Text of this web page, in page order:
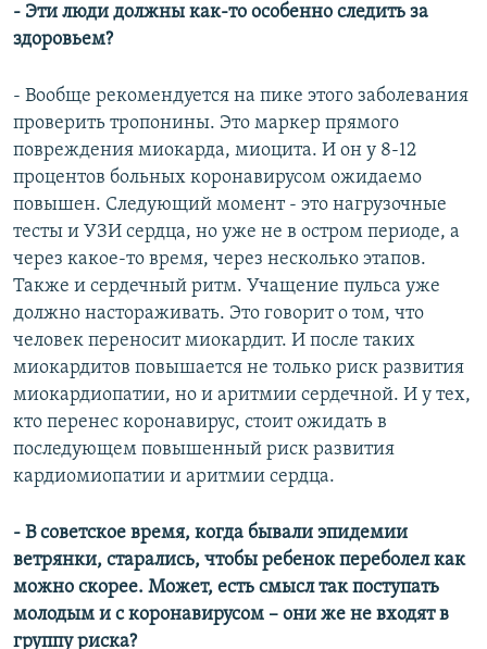
- Эти люди должны как-то особенно следить за
здоровьем?
- Вообще рекомендуется на пике этого заболевания
проверить тропонины. Это маркер прямого
повреждения миокарда, миоцита. И он у 8-12
процентов больных коронавирусом ожидаемо
повышен. Следующий момент - это нагрузочные
тесты и УЗИ сердца, но уже не в остром периоде, а
через какое-то время, через несколько этапов.
Также и сердечный ритм. Учащение пульса уже
должно настораживать. Это говорит о том, что
человек переносит миокардит. И после таких
миокардитов повышается не только риск развития
миокардиопатии, но и аритмии сердечной. И у тех,
кто перенес коронавирус, стоит ожидать в
последующем повышенный риск развития
кардиомиопатии и аритмии сердца.
- В советское время, когда бывали эпидемии
ветрянки, старались, чтобы ребенок переболел как
можно скорее. Может, есть смысл так поступать
молодым и с коронавирусом – они же не входят в
группу риска?